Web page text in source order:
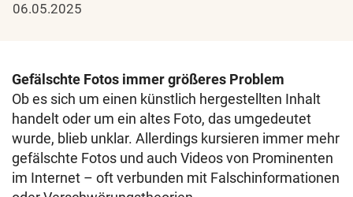
06.05.2025
Gefälschte Fotos immer größeres Problem
Ob es sich um einen künstlich hergestellten Inhalt
handelt oder um ein altes Foto, das umgedeutet
wurde, blieb unklar. Allerdings kursieren immer mehr
gefälschte Fotos und auch Videos von Prominenten
im Internet – oft verbunden mit Falschinformationen